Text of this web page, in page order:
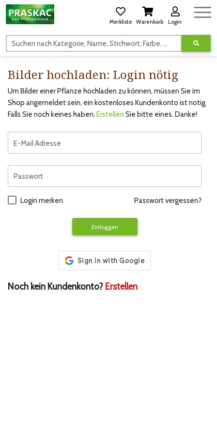
Merkliste Warenkorb Login
Suchen nach Kategorie, Name, Stichwort, Farbe, usw.
Bilder hochladen: Login nötig
Um Bilder einer Pflanze hochladen zu können, müssen Sie im
Shop angemeldet sein, ein kostenloses Kundenkonto ist notig.
Falls Sie noch keines haben, Erstellen Sie bitte eines. Danke!
E-Mail Adresse
Passwort
Login merken Passwort vergessen?
Einloggen
Noch kein Kundenkonto? Erstellen